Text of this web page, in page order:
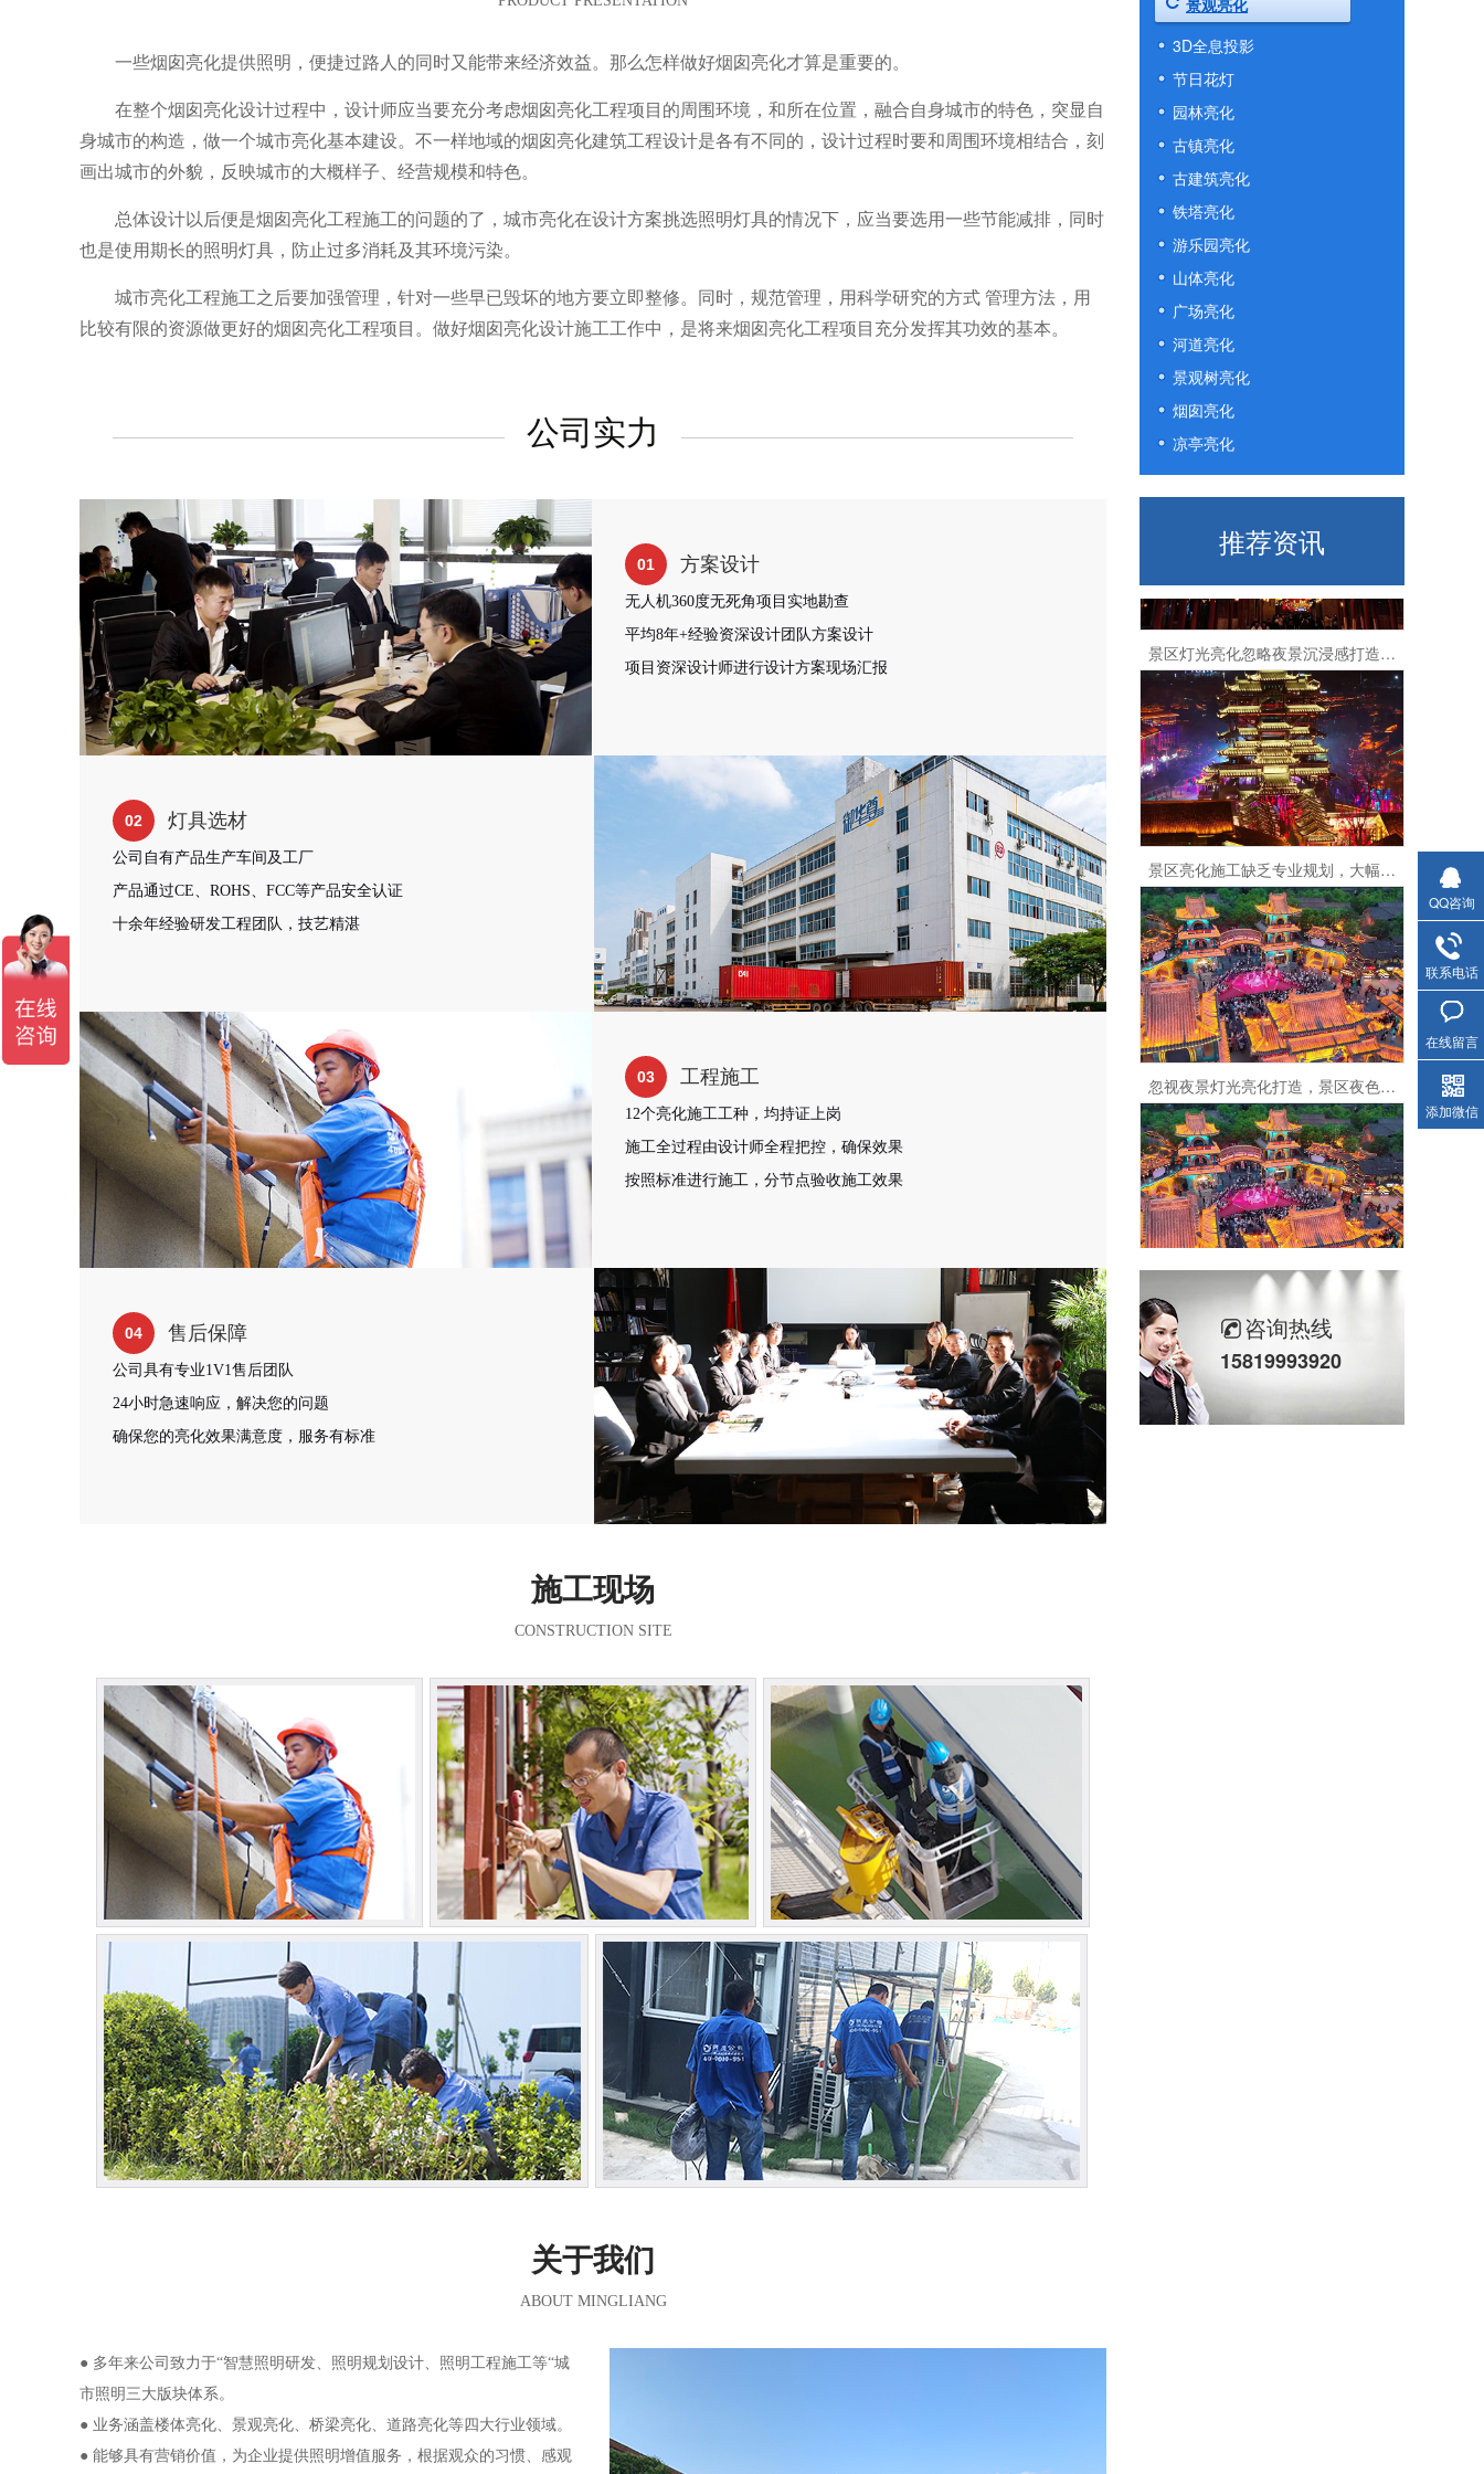
一些烟囱亮化提供照明，便捷过路人的同时又能带来经济效益。那么怎样做好烟囱亮化才算是重要的。
在整个烟囱亮化设计过程中，设计师应当要充分考虑烟囱亮化工程项目的周围环境，和所在位置，融合自身城市的特色，突显自
身城市的构造，做一个城市亮化基本建设。不一样地域的烟囱亮化建筑工程设计是各有不同的，设计过程时要和周围环境相结合，刻
画出城市的外貌，反映城市的大概样子、经营规模和特色。
总体设计以后便是烟囱亮化工程施工的问题的了，城市亮化在设计方案挑选照明灯具的情况下，应当要选用一些节能减排，同时
也是使用期长的照明灯具，防止过多消耗及其环境污染。
城市亮化工程施工之后要加强管理，针对一些早已毁坏的地方要立即整修。同时，规范管理，用科学研究的方式 管理方法，用
比较有限的资源做更好的烟囱亮化工程项目。做好烟囱亮化设计施工工作中，是将来烟囱亮化工程项目充分发挥其功效的基本。
公司实力
方案设计
01
无人机360度无死角项目实地勘查
平均8年+经验资深设计团队方案设计
项目资深设计师进行设计方案现场汇报
灯具选材
02
公司自有产品生产车间及工厂
产品通过CE、ROHS、FCC等产品安全认证
十余年经验研发工程团队，技艺精湛
工程施工
03
12个亮化施工工种，均持证上岗
施工全过程由设计师全程把控，确保效果
按照标准进行施工，分节点验收施工效果
售后保障
04
公司具有专业1V1售后团队
24小时急速响应，解决您的问题
确保您的亮化效果满意度，服务有标准
施工现场
CONSTRUCTION SITE
关于我们
ABOUT MINGLIANG
● 多年来公司致力于“智慧照明研发、照明规划设计、照明工程施工等“城
市照明三大版块体系。
● 业务涵盖楼体亮化、景观亮化、桥梁亮化、道路亮化等四大行业领域。
● 能够具有营销价值，为企业提供照明增值服务，根据观众的习惯、感观
景观亮化
3D全息投影
节日花灯
园林亮化
古镇亮化
古建筑亮化
铁塔亮化
游乐园亮化
山体亮化
广场亮化
河道亮化
景观树亮化
烟囱亮化
凉亭亮化
推荐资讯
景区灯光亮化忽略夜景沉浸感打造，难以收获长效流量与口碑
景区亮化施工缺乏专业规划，大幅削弱景区核心辨识度
忽视夜景灯光亮化打造，景区夜色单调枯燥，大幅降低游客停留时长
景区缺少主题化灯光设计，夜景毫无记忆点，难以撬动夜游消费人群
咨询热线
15819993920
QQ咨询
联系电话
在线留言
添加微信